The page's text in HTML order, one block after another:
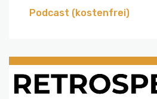
Podcast (kostenfrei)